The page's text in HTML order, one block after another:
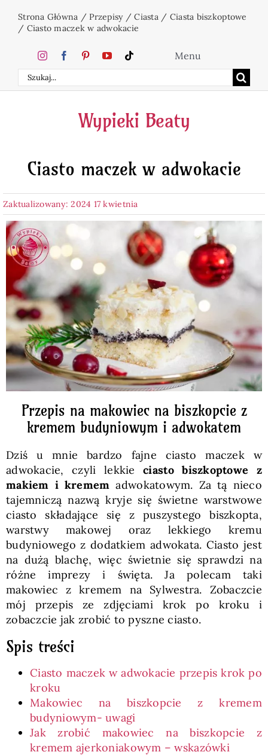
zawartości
Strona Główna /Przepisy/Ciasta/ Ciasta biszkoptowe
/ Ciasto maczek w adwokacie
Szukaj
Menu
Home
Ciasta
Desery
Napoje
Pieczywo
Przetwory
Posiłki
Zdrowo i fit
SKLEP
Polski
Wypieki Beaty
Ciasto maczek w adwokacie
Zaktualizowany: 2024 17 kwietnia
Przepis na makowiec na biszkopcie z
kremem budyniowym i adwokatem
Dziś u mnie bardzo fajne ciasto maczek w
adwokacie, czyli lekkieciasto biszkoptowe z
makiem i kremem adwokatowym. Za tą nieco
tajemniczą nazwą kryje się świetne warstwowe
ciasto składające się z puszystego biszkopta,
warstwy makowej oraz lekkiego kremu
budyniowego z dodatkiem adwokata. Ciasto jest
na dużą blachę, więc świetnie się sprawdzi na
różne imprezy i święta. Ja polecam taki
makowiec z kremem na Sylwestra. Zobaczcie
mój przepis ze zdjęciami krok po kroku i
zobaczcie jak zrobić to pyszne ciasto.
Spis treści
Ciasto maczek w adwokacie przepis krok po
kroku
Makowiec na biszkopcie z kremem
budyniowym- uwagi
Jak zrobić makowiec na biszkopcie z
kremem ajerkoniakowym – wskazówki